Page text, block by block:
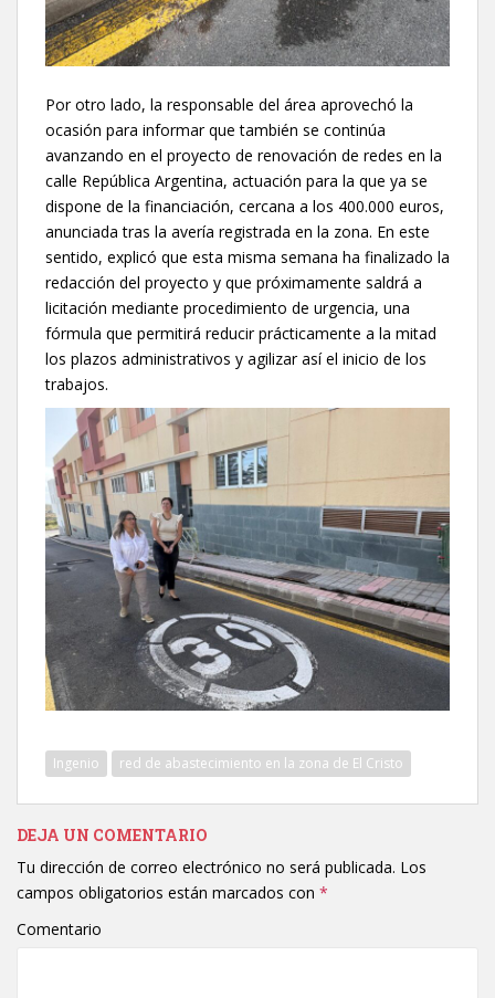
Por otro lado, la responsable del área aprovechó la
ocasión para informar que también se continúa
avanzando en el proyecto de renovación de redes en la
calle República Argentina, actuación para la que ya se
dispone de la financiación, cercana a los 400.000 euros,
anunciada tras la avería registrada en la zona. En este
sentido, explicó que esta misma semana ha finalizado la
redacción del proyecto y que próximamente saldrá a
licitación mediante procedimiento de urgencia, una
fórmula que permitirá reducir prácticamente a la mitad
los plazos administrativos y agilizar así el inicio de los
trabajos.
Ingenio red de abastecimiento en la zona de El Cristo
DEJA UN COMENTARIO
Tu dirección de correo electrónico no será publicada. Los
campos obligatorios están marcados con *
Comentario